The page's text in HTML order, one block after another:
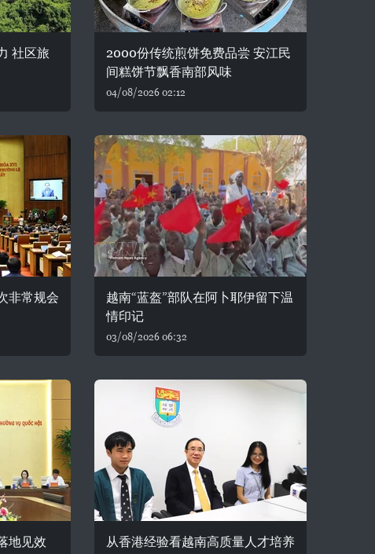
社区旅
2000份传统煎饼免费品尝 安江民
间糕饼节飘香南部风味
04/08/2026 02:12
非常规会
越南“蓝盔”部队在阿卜耶伊留下温
情印记
03/08/2026 06:32
地见效
从香港经验看越南高质量人才培养